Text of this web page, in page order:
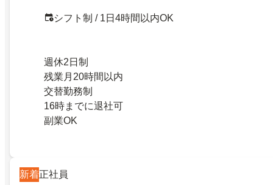
シフト制 / 1日4時間以内OK
週休2日制
残業月20時間以内
交替勤務制
16時までに退社可
副業OK
新着正社員